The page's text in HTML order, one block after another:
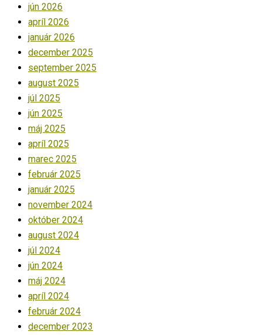
jún 2026
apríl 2026
január 2026
december 2025
september 2025
august 2025
júl 2025
jún 2025
máj 2025
apríl 2025
marec 2025
február 2025
január 2025
november 2024
október 2024
august 2024
júl 2024
jún 2024
máj 2024
apríl 2024
február 2024
december 2023